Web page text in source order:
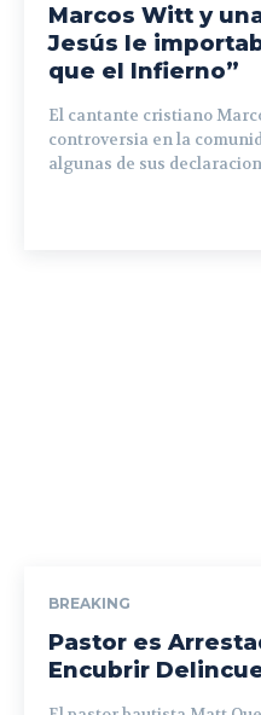
Marcos Witt y
Jesús le
que el Infierno”
El cantante cristiano
controversia en la
algunas de sus
BREAKING
Pastor es
Encubrir